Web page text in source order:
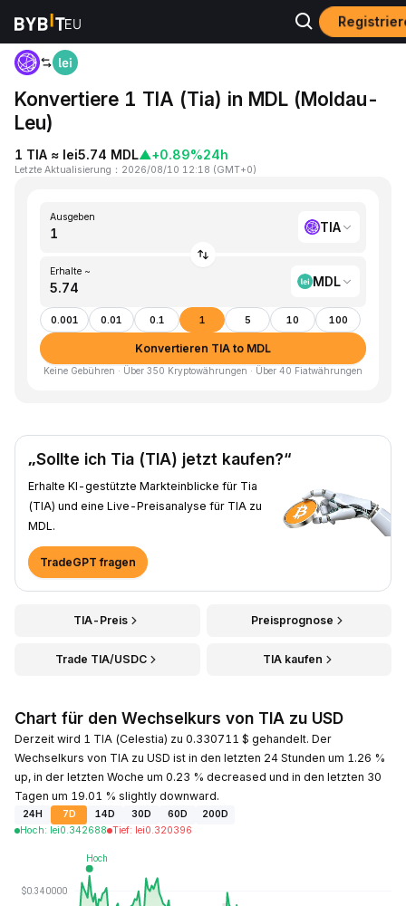
Home TIA to MDL
Konvertiere 1 TIA (Tia) in MDL (Moldau-
Leu)
1 TIA ≈ lei5.74 MDL▲+0.89%24h
Letzte Aktualisierung ： 2026/08/10 12:18 (GMT+0)
Ausgeben
TIA
Erhalte ~
MDL
0.001 0.01 0.1 1 5 10 100
Konvertieren TIA to MDL
Keine Gebühren · Über 350 Kryptowährungen · Über 40 Fiatwährungen
„Sollte ich Tia (TIA) jetzt kaufen?“
Erhalte KI-gestützte Markteinblicke für Tia
(TIA) und eine Live-Preisanalyse für TIA zu
MDL.
TradeGPT fragen
TIA-Preis Preisprognose
Trade TIA/USDC TIA kaufen
Chart für den Wechselkurs von TIA zu USD
Derzeit wird 1 TIA (Celestia) zu 0.330711 $ gehandelt. Der
Wechselkurs von TIA zu USD ist in den letzten 24 Stunden um 1.26 %
up, in der letzten Woche um 0.23 % decreased und in den letzten 30
Tagen um 19.01 % slightly downward.
24H 7D 14D 30D 60D
200D
Hoch: lei0.342688 Tief: lei0.320396